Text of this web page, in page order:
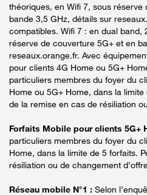
théoriques, en Wifi 7, sous réserve
bande 3,5 GHz, détails sur
compatibles. Wifi 7 : en dual band,
réserve de couverture 5G+ et en
reseaux.orange.fr. Avec
pour clients 4G Home ou 5G+
particuliers membres du foyer du
Home ou 5G+ Home, dans la
de la remise en cas de résiliation
Forfaits Mobile pour clients 5G+
particuliers membres du foyer du
Home, dans la limite de 5 forfaits.
résiliation ou de changement
Réseau mobile N°1 : Selon